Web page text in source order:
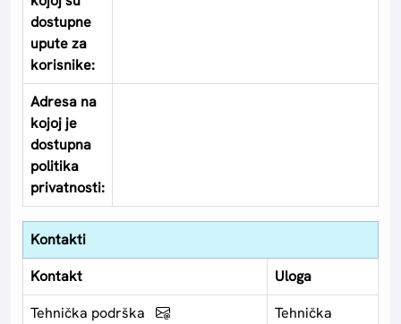
dostupne
upute za
korisnike:
Adresa na
kojoj je
dostupna
politika
privatnosti:
Kontakti
Kontakt
Uloga
Tehnička podrška
Tehnička